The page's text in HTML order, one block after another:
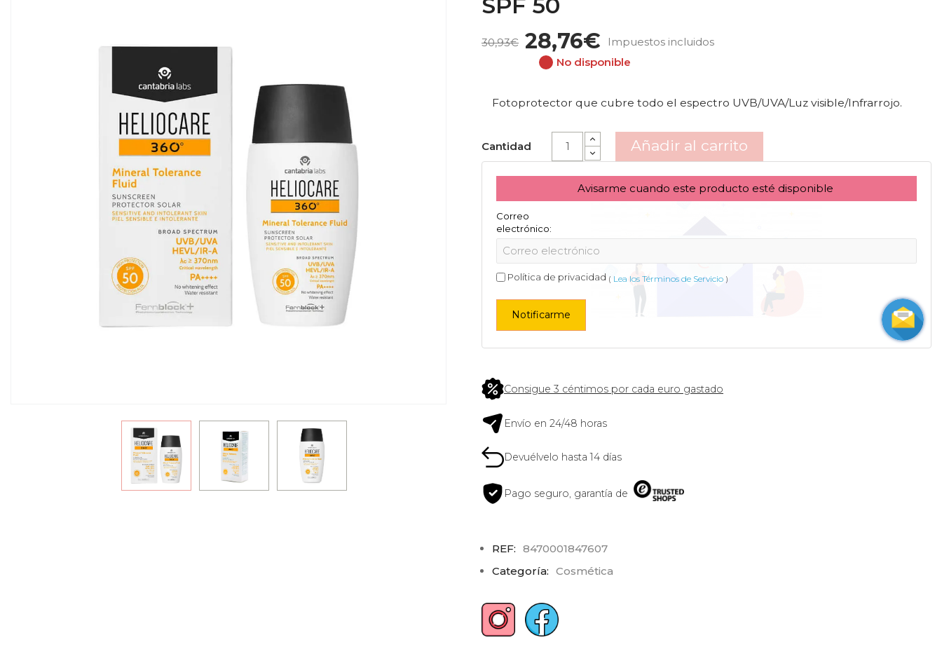
30,93€ 28,76€
Impuestos incluidos
No disponible
Fotoprotector que cubre todo el espectro UVB/UVA/Luz visible/Infrarrojo.
Cantidad Añadir al carrito
Avisarme cuando este producto esté disponible
Correo
electrónico:
Política de privacidad ( Lea los Términos de Servicio )
Notificarme
Consigue 3 céntimos por cada euro gastado
Envío en 24/48 horas
Devuélvelo hasta 14 días
Pago seguro, garantía de
REF: 8470001847607
Categoría: Cosmética